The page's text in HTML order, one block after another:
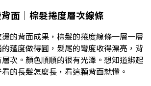
面｜棕髮捲度層次線條
的背面成果，棕髮的捲度線條一層一層
蓬度做得圓，髮尾的彎度收得漂亮，背
次。顏色順順的很有光澤。想知道綁起
的長髮怎麼長，看這顆背面就懂。